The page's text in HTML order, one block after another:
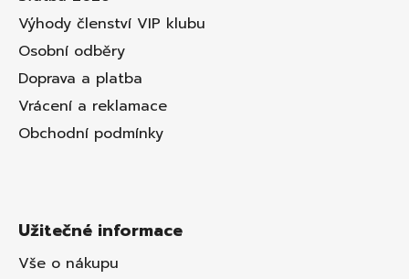
Výhody členství VIP klubu
Osobní odběry
Doprava a platba
Vrácení a reklamace
Obchodní podmínky
Užitečné informace
Vše o nákupu